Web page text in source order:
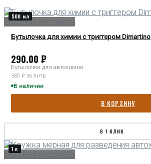
500 мл
Быстрый просмотр
Бутылочка для химии с триггером Dimartino
290.00 ₽
Бутылочки для автохимии
580 ₽ за литр
В наличии
В КОРЗИНУ
В 1 КЛИК
1 л
Быстрый просмотр